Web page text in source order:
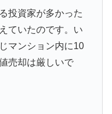
投資家が多かった
ていたのです。い
マンション内に10
売却は厳しいで